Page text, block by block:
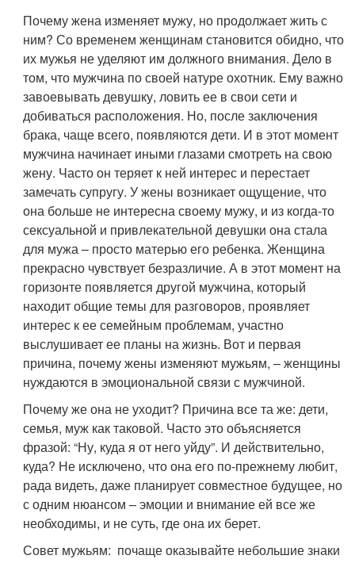
Почему жена изменяет мужу, но продолжает жить с
ним? Со временем женщинам становится обидно, что
их мужья не уделяют им должного внимания. Дело в
том, что мужчина по своей натуре охотник. Ему важно
завоевывать девушку, ловить ее в свои сети и
добиваться расположения. Но, после заключения
брака, чаще всего, появляются дети. И в этот момент
мужчина начинает иными глазами смотреть на свою
жену. Часто он теряет к ней интерес и перестает
замечать супругу. У жены возникает ощущение, что
она больше не интересна своему мужу, и из когда-то
сексуальной и привлекательной девушки она стала
для мужа – просто матерью его ребенка. Женщина
прекрасно чувствует безразличие. А в этот момент на
горизонте появляется другой мужчина, который
находит общие темы для разговоров, проявляет
интерес к ее семейным проблемам, участно
выслушивает ее планы на жизнь. Вот и первая
причина, почему жены изменяют мужьям, – женщины
нуждаются в эмоциональной связи с мужчиной.
Почему же она не уходит? Причина все та же: дети,
семья, муж как таковой. Часто это объясняется
фразой: “Ну, куда я от него уйду”. И действительно,
куда? Не исключено, что она его по-прежнему любит,
рада видеть, даже планирует совместное будущее, но
с одним нюансом – эмоции и внимание ей все же
необходимы, и не суть, где она их берет.
Совет мужьям: почаще оказывайте небольшие знаки